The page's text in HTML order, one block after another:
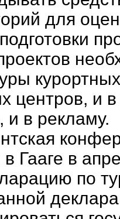
для
центров, и
и в рекламу.
Гааге в
по